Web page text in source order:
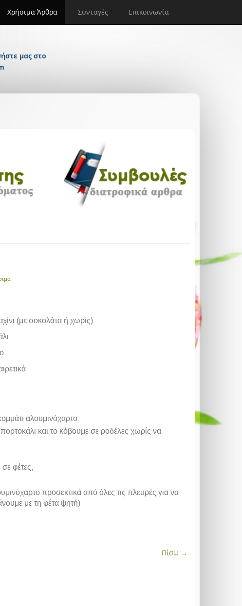
Χρήσιμα Άρθρα Συνταγές Επικοινωνία
μας στο
(με σοκολάτα ή χωρίς)
αλουμινόχαρτο
και το κόβουμε σε ροδέλες χωρίς να
φέτες,
προσεκτικά από όλες τις πλευρές για να
με τη φέτα ψητή)
Πίσω →